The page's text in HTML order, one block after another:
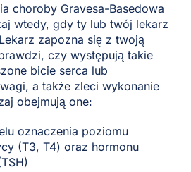
choroby Gravesa-Basedowa
wtedy, gdy ty lub twój lekarz
zapozna się z twoją
czy występują takie
bicie serca lub
a także zleci wykonanie
obejmują one:
oznaczenia poziomu
(T3, T4) oraz hormonu